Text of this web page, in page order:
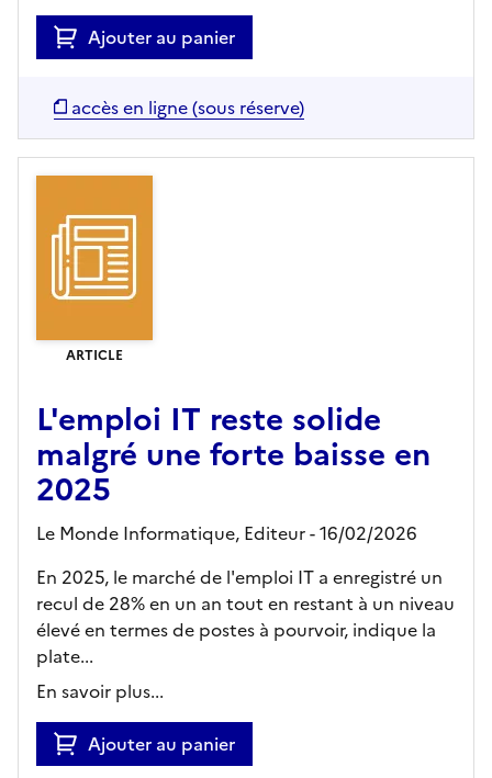
Ajouter au panier
accès en ligne (sous réserve)
ARTICLE
L'emploi IT reste solide
malgré une forte baisse en
2025
Le Monde Informatique, Editeur- 16/02/2026
En 2025, le marché de l'emploi IT a enregistré un
recul de 28% en un an tout en restant à un niveau
élevé en termes de postes à pourvoir, indique la
plate...
En savoir plus...
Ajouter au panier